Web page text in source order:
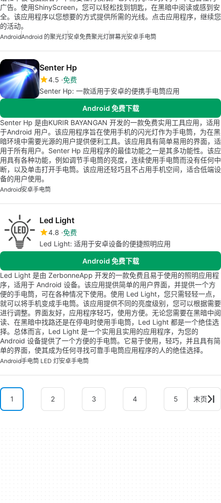
广告。使用ShinyScreen，您可以轻松找到钥匙，在黑暗中阅读或感到安
全。该应用程序以您想要的方式提供所需的光线。点击应用程序，继续您
的活动。
AndroidAndroid 的聚光灯安卓免费聚光灯屏幕光安卓手电筒
Senter Hp
4.5 免费
Senter Hp: 一款适用于安卓的便携手电筒应用
Android 免费下载
Senter Hp 是由KURIR BAYANGAN 开发的一款免费实用工具应用，适用
于Android 用户。该应用程序旨在使用手机的闪光灯作为手电筒，为在黑
暗环境中需要光源的用户提供便利工具。该应用具有简单易用的界面，适
用于所有用户。Senter Hp 应用程序的最佳功能之一是其多功能性。该应
用具有各种功能，例如调节手电筒的亮度，连续使用手电筒而没有任何中
断，以及单击打开手电筒。该应用还轻巧且不占用手机空间，适合低端设
备的用户使用。
Android安卓手电筒
Led Light
4.8 免费
Led Light: 适用于安卓设备的便捷照明应用
Android 免费下载
Led Light 是由 ZerbonneApp 开发的一款免费且易于使用的照明应用程
序，适用于 Android 设备。该应用提供简单的用户界面，并提供一个方
便的手电筒，可在各种情况下使用。使用 Led Light，您只需轻轻一点，
就可以将手机变成手电筒。该应用提供不同的亮度级别，您可以根据需要
进行调整。界面友好，应用程序轻巧，使用方便。无论您需要在黑暗中阅
读、在黑暗中找路还是在停电时使用手电筒，Led Light 都是一个绝佳选
择。总体而言，Led Light 是一个实用且实用的应用程序，为您的
Android 设备提供了一个方便的手电筒。它易于使用，轻巧，并且具有简
单的界面，使其成为任何寻找可靠手电筒应用程序的人的绝佳选择。
Android手电筒 LED 灯安卓手电筒
1 2 3 4 5 末页